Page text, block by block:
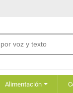
Alimentación